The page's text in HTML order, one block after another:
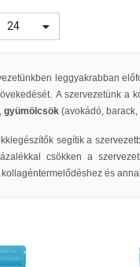
24
leggyakrabban
A szervezetünk a
gyümölcsök (avokádó,
segítik a
csökken a
és